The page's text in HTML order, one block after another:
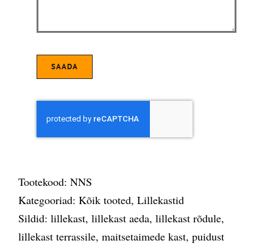
SAADA
Tootekood: NNS
Kategooriad: Kõik tooted, Lillekastid
Sildid: lillekast, lillekast aeda, lillekast rõdule,
lillekast terrassile, maitsetaimede kast, puidust